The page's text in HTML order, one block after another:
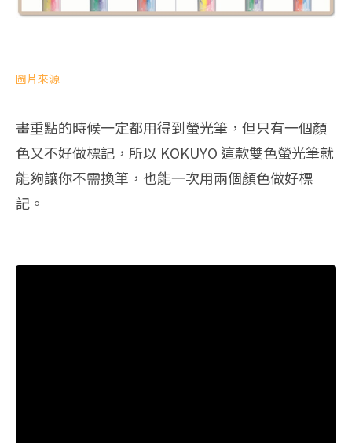
圖片來源
畫重點的時候一定都用得到螢光筆，但只有一個顏
色又不好做標記，所以 KOKUYO 這款雙色螢光筆就
能夠讓你不需換筆，也能一次用兩個顏色做好標
記。